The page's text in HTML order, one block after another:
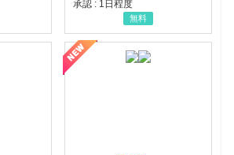
承認 : 1日程度
無料